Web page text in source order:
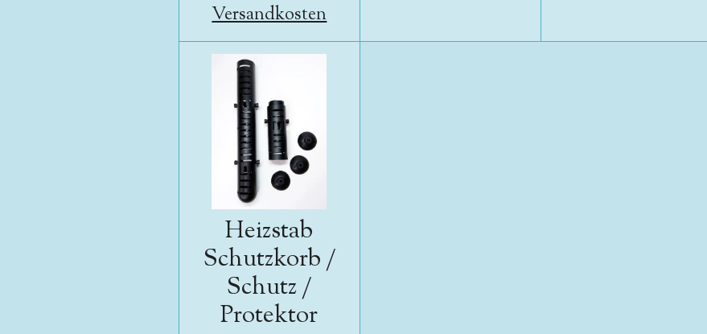
Versandkosten
Heizstab
Schutzkorb /
Schutz /
Protektor